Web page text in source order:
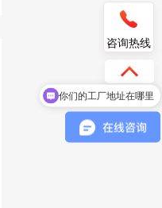
咨询热线
你们的工厂地址在哪里
你们的联系方式是？